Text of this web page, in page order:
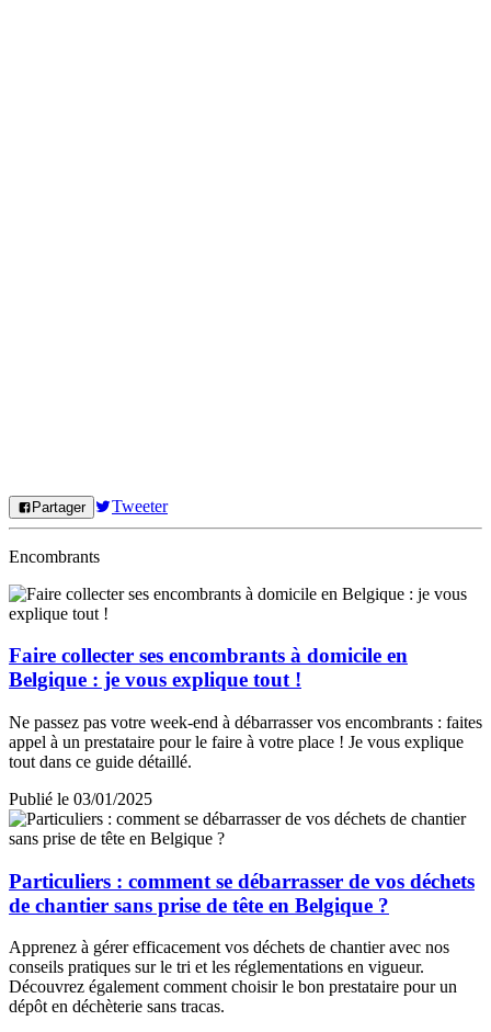
Partager Tweeter
Encombrants
Faire collecter ses encombrants à domicile en
Belgique : je vous explique tout !
Ne passez pas votre week-end à débarrasser vos encombrants : faites
appel à un prestataire pour le faire à votre place ! Je vous explique
tout dans ce guide détaillé.
Publié le 03/01/2025
Particuliers : comment se débarrasser de vos déchets
de chantier sans prise de tête en Belgique ?
Apprenez à gérer efficacement vos déchets de chantier avec nos
conseils pratiques sur le tri et les réglementations en vigueur.
Découvrez également comment choisir le bon prestataire pour un
dépôt en déchèterie sans tracas.